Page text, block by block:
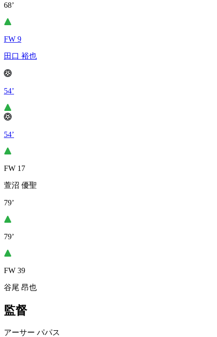
68’
FW 9
田口 裕也
54’
54’
FW 17
萱沼 優聖
79’
79’
FW 39
谷尾 昂也
監督
アーサー パパス